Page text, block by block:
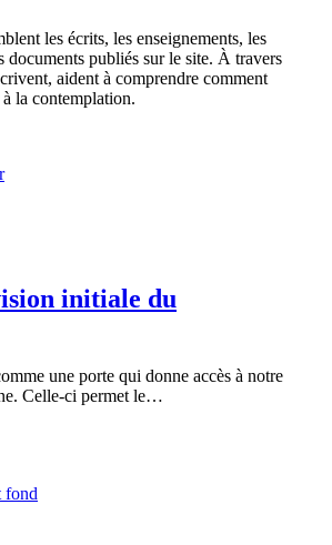
les écrits, les enseignements, les
documents publiés sur le site. À travers
aident à comprendre comment
à la contemplation.
initiale du
une porte qui donne accès à notre
Celle-ci permet le…
fond